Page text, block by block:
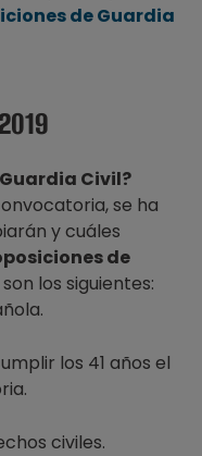
de Guardia
Civil?
se ha
y cuáles
de
los siguientes:
los 41 años el
civiles.